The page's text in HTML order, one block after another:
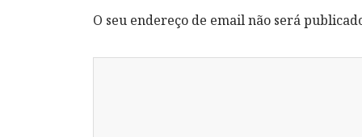
O seu endereço de email não será